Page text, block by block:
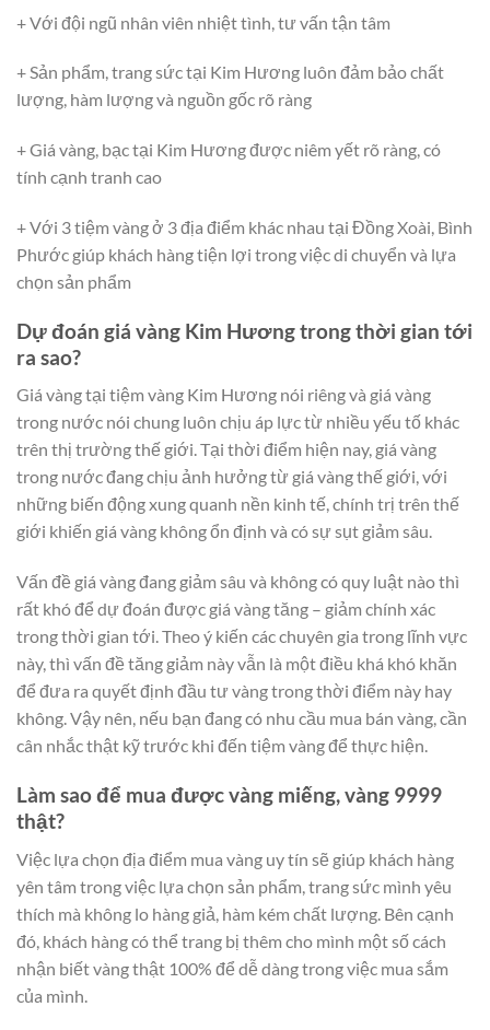
+ Với đội ngũ nhân viên nhiệt tình, tư vấn tận tâm
+ Sản phẩm, trang sức tại Kim Hương luôn đảm bảo chất
lượng, hàm lượng và nguồn gốc rõ ràng
+ Giá vàng, bạc tại Kim Hương được niêm yết rõ ràng, có
tính cạnh tranh cao
+ Với 3 tiệm vàng ở 3 địa điểm khác nhau tại Đồng Xoài, Bình
Phước giúp khách hàng tiện lợi trong việc di chuyển và lựa
chọn sản phẩm
Dự đoán giá vàng Kim Hương trong thời gian tới
ra sao?
Giá vàng tại tiệm vàng Kim Hương nói riêng và giá vàng
trong nước nói chung luôn chịu áp lực từ nhiều yếu tố khác
trên thị trường thế giới. Tại thời điểm hiện nay, giá vàng
trong nước đang chịu ảnh hưởng từ giá vàng thế giới, với
những biến động xung quanh nền kinh tế, chính trị trên thế
giới khiến giá vàng không ổn định và có sự sụt giảm sâu.
Vấn đề giá vàng đang giảm sâu và không có quy luật nào thì
rất khó để dự đoán được giá vàng tăng – giảm chính xác
trong thời gian tới. Theo ý kiến các chuyên gia trong lĩnh vực
này, thì vấn đề tăng giảm này vẫn là một điều khá khó khăn
để đưa ra quyết định đầu tư vàng trong thời điểm này hay
không. Vậy nên, nếu bạn đang có nhu cầu mua bán vàng, cần
cân nhắc thật kỹ trước khi đến tiệm vàng để thực hiện.
Làm sao để mua được vàng miếng, vàng 9999
thật?
Việc lựa chọn địa điểm mua vàng uy tín sẽ giúp khách hàng
yên tâm trong việc lựa chọn sản phẩm, trang sức mình yêu
thích mà không lo hàng giả, hàm kém chất lượng. Bên cạnh
đó, khách hàng có thể trang bị thêm cho mình một số cách
nhận biết vàng thật 100% để dễ dàng trong việc mua sắm
của mình.